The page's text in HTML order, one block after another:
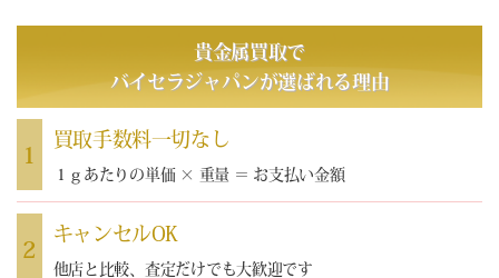
貴金属買取で
バイセラジャパンが選ばれる理由
1
買取手数料一切なし
１ｇあたりの単価 × 重量 ＝ お支払い金額
2
キャンセルOK
他店と比較、査定だけでも大歓迎です